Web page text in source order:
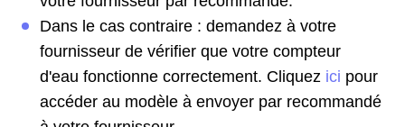
Dans le cas contraire : demandez à votre
fournisseur de vérifier que votre compteur
d'eau fonctionne correctement. Cliquez ici pour
accéder au modèle à envoyer par recommandé